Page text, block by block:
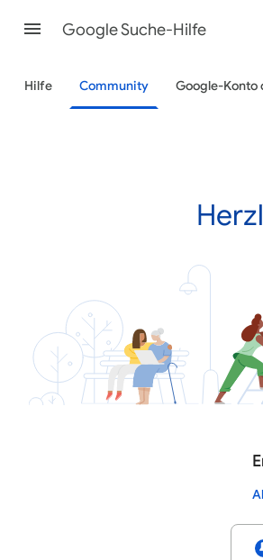
Google Suche-Hilfe
Hilfe Community Google-Konto